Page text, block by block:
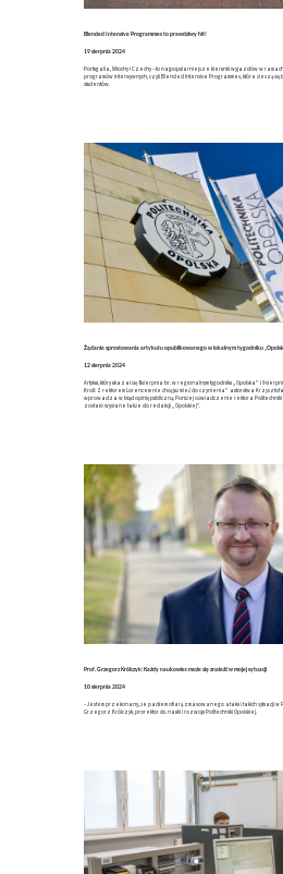
Blended Intensive Programmes to prawdziwy hit!
19 sierpnia 2024
Portugalia, Włochy i Czechy – to najpopularniejsze kierunki wyjazdów w
programów intensywnych, czyli Blended Intensive Programmes, które cieszą
studentów.
Żądanie sprostowania artykułu opublikowanego w lokalnym tygodniku
12 sierpnia 2024
Artykuł, który ukazał się 8 sierpnia br. w regionalnym tygodniku „Opolska” i 9
Kroll: Z rektorem Lorencem nie chcę już mieć do czynienia” autorstwa
wprowadza w błąd opinię publiczną. Poniżej oświadczenie rektora Politechniki
zostało wysłane także do redakcji „Opolskiej”.
Prof. Grzegorz Królczyk: Każdy naukowiec może się znaleźć w mojej sytuacji
10 sierpnia 2024
– Jestem przekonany, że padłem ofiarą zmasowanego ataku i takich sytuacji
Grzegorz Królczyk, prorektor ds. nauki i rozwoju Politechniki Opolskiej.